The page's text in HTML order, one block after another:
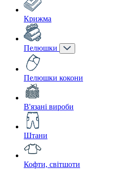
Крижма
Пелюшки
Пелюшки кокони
В'язані вироби
Штани
Кофти, світшоти